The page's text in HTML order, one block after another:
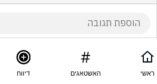
ראשי האשטאגים דיווח